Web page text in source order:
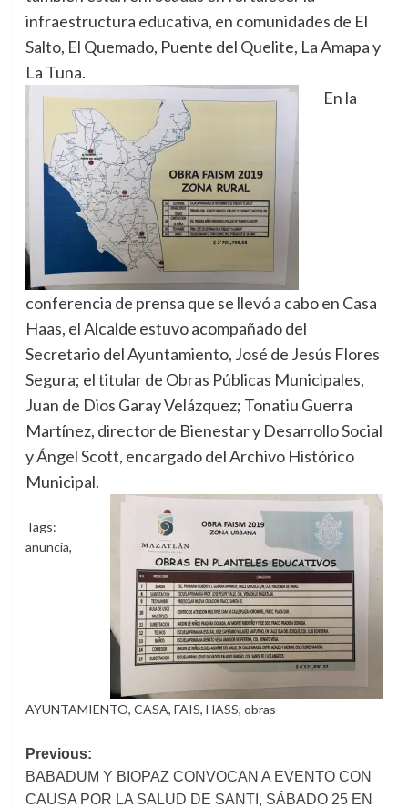
infraestructura educativa, en comunidades de El
Salto, El Quemado, Puente del Quelite, La Amapa y
La Tuna.
En la
conferencia de prensa que se llevó a cabo en Casa
Haas, el Alcalde estuvo acompañado del
Secretario del Ayuntamiento, José de Jesús Flores
Segura; el titular de Obras Públicas Municipales,
Juan de Dios Garay Velázquez; Tonatiu Guerra
Martínez, director de Bienestar y Desarrollo Social
y Ángel Scott, encargado del Archivo Histórico
Municipal.
Tags:
anuncia,
AYUNTAMIENTO, CASA, FAIS, HASS, obras
Post
navigation
Previous:
BABADUM Y BIOPAZ CONVOCAN A EVENTO CON
CAUSA POR LA SALUD DE SANTI, SÁBADO 25 EN